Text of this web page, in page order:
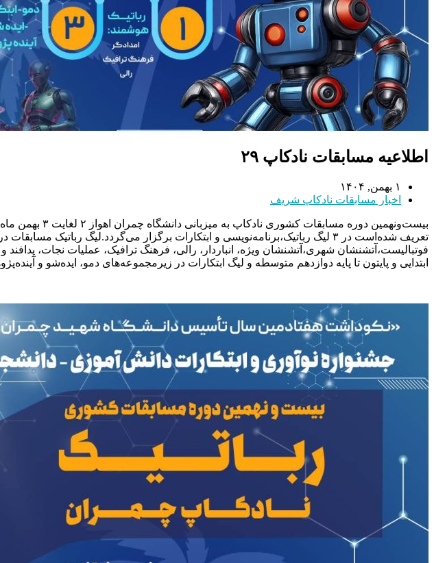
اطلاعیه مسابقات نادکاپ ۲۹
۱ بهمن, ۱۴۰۴
اخبار مسابقات نادکاپ شریف
بیست‌ونهمین دوره مسابقات کشوری نادکاپ به میزبانی دانشگاه چمران اهواز ۲ لغایت ۳ بهمن ماه ۱۴۰۴ برگزار خواهد شد.
تعریف شده‌است در ۳ لیگ رباتیک،‌برنامه‌نویسی و ابتکارات برگزار می‌گردد.
فوتبالیست،‌آتشنشان شهری،‌آتشنشان ویژه، انباردار، رالی، فرهنگ ترافیک، عملیات نجات،‌
ابتدایی و پایتون تا پایه دوازدهم متوسطه و لیگ ابتکارات در زیرمجموعه‌های دمو، ایده‌شو و